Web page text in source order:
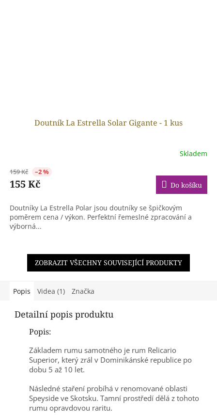
Doutník La Estrella Solar Gigante - 1 kus
Skladem
159 Kč –2 %
155 Kč Do košíku
Doutníky La Estrella Polar jsou doutníky se špičkovým
poměrem cena / výkon. Perfektní řemeslné zpracování a
výborná...
ZOBRAZIT VŠECHNY SOUVISEJÍCÍ PRODUKTY
Popis Videa (1) Značka
Detailní popis produktu
Popis:
Základem rumu samotného je rum Relicario
Superior, který zrál v Dominikánské republice po
dobu 5 až 10 let.
Následné staření probíhá v renomované oblasti
Speyside ve Skotsku. Tamní prostředí dělá z tohoto
rumu opravdovou raritu.